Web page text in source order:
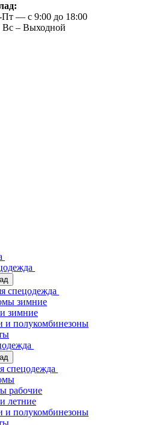
— с 9:00 до 18:00
Вс – Выходной
спецодежда
зимние
зимние
и полукомбинезоны
спецодежда
рабочие
летние
и полукомбинезоны